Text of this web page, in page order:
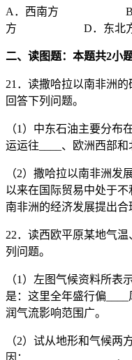
A．西南方 B
方 D．东北
二、读图题：本题共2小
21．读撒哈拉以南非洲的
回答下列问题。
（1）中东石油主要分布
运运往____、欧洲西部和
（2）撒哈拉以南非洲发
以来在国际贸易中处于
南非洲的经济发展提出合
22．读西欧平原某地气
列问题。
（1）左图气候资料所表
是：这里全年盛行偏
润气流影响范围广。
（2）试从地形和气候两
因：________________、